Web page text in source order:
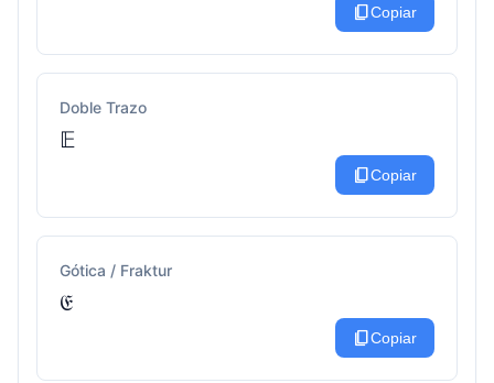
content_copyCopiar
Doble Trazo
𝔼
content_copyCopiar
Gótica / Fraktur
𝔈
content_copyCopiar